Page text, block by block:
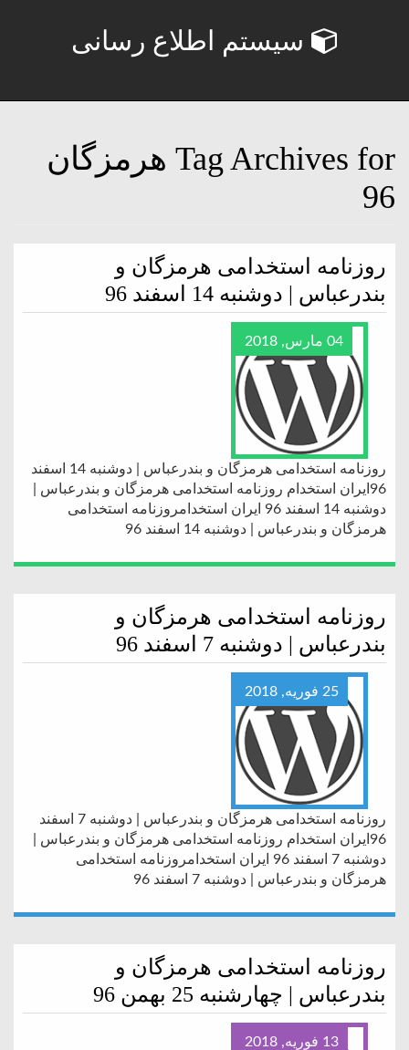
سیستم اطلاع رسانی
Tag Archives for هرمزگان
96
روزنامه استخدامی هرمزگان و
بندرعباس | دوشنبه 14 اسفند 96
04 مارس, 2018
روزنامه استخدامی هرمزگان و بندرعباس | دوشنبه 14 اسفند
96ایران استخدام روزنامه استخدامی هرمزگان و بندرعباس |
دوشنبه 14 اسفند 96 ایران استخدامروزنامه استخدامی
هرمزگان و بندرعباس | دوشنبه 14 اسفند 96
روزنامه استخدامی هرمزگان و
بندرعباس | دوشنبه 7 اسفند 96
25 فوریه, 2018
روزنامه استخدامی هرمزگان و بندرعباس | دوشنبه 7 اسفند
96ایران استخدام روزنامه استخدامی هرمزگان و بندرعباس |
دوشنبه 7 اسفند 96 ایران استخدامروزنامه استخدامی
هرمزگان و بندرعباس | دوشنبه 7 اسفند 96
روزنامه استخدامی هرمزگان و
بندرعباس | چهارشنبه 25 بهمن 96
13 فوریه, 2018